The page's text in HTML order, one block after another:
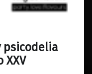
psicodelia
XXV